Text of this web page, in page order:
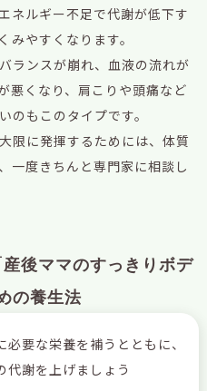
ネルギー不足で代謝が低下す
みやすくなります。
ランスが崩れ、血液の流れが
悪くなり、肩こりや頭痛など
のもこのタイプです。
限に発揮するためには、体質
一度きちんと専門家に相談し
後ママのすっきりボデ
の養生法
要な栄養を補うとともに、
代謝を上げましょう